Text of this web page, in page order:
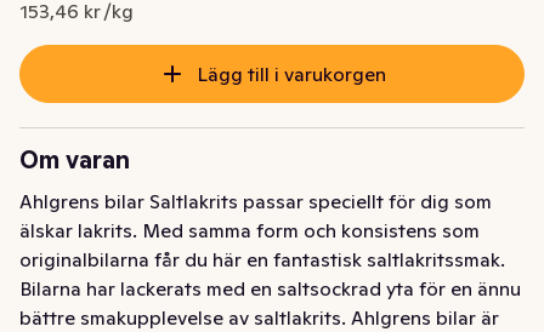
153,46 kr /kg
Lägg till i varukorgen
Om varan
Ahlgrens bilar Saltlakrits passar speciellt för dig som
älskar lakrits. Med samma form och konsistens som
originalbilarna får du här en fantastisk saltlakritssmak.
Bilarna har lackerats med en saltsockrad yta för en ännu
bättre smakupplevelse av saltlakrits. Ahlgrens bilar är